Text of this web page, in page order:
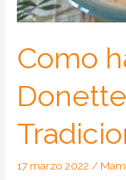
Como
17 marzo 2022/